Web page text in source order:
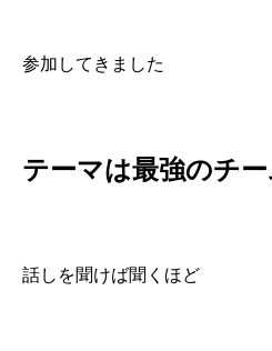
参加してきました
テーマは最強のチー
話しを聞けば聞くほど